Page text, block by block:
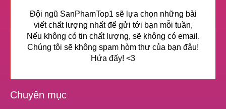
Đội ngũ SanPhamTop1 sẽ lựa chọn những bài
viết chất lượng nhất để gửi tới bạn mỗi tuần,
Nếu không có tin chất lượng, sẽ không có email.
Chúng tôi sẽ không spam hòm thư của bạn đâu!
Hứa đấy! <3
Chuyên mục